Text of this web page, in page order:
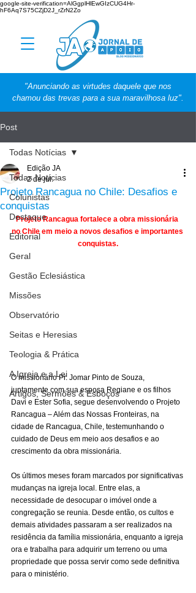
google-site-verification=AlGgplHlEwGIzCUG4Hr-
hF6Aq7S75CZjD2J_rZrN2Zo
"Anunciando as virtudes daquele que nos
chamou das trevas para a sua maravilhosa luz".
Post
Todas Notícias
Colunistas
Destaque
Editorial
Geral
Gestão Eclesiástica
Missões
Observatório
Seitas e Heresias
Teologia & Prática
A Igreja e a Lei
Artigos, Sermões & Esboços
Todas Notícias
Projeto Rancagua no Chile: Desafios e
conquistas
Edição JA
2 de jul.
Projeto Rancagua fortalece a obra missionária
no Chile em meio a novos desafios e importantes
conquistas.
O missionário Pr. Jomar Pinto de Souza,
juntamente com sua esposa Regiane e os filhos
Davi e Ester Sofia, segue desenvolvendo o Projeto
Rancagua – Além das Nossas Fronteiras, na
cidade de Rancagua, Chile, testemunhando o
cuidado de Deus em meio aos desafios e ao
crescimento da obra missionária.
Os últimos meses foram marcados por significativas
mudanças na igreja local. Entre elas, a
necessidade de desocupar o imóvel onde a
congregação se reunia. Desde então, os cultos e
demais atividades passaram a ser realizados na
residência da família missionária, enquanto a igreja
ora e trabalha para adquirir um terreno ou uma
propriedade que possa servir como sede definitiva
para o ministério.